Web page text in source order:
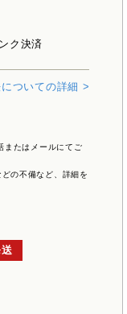
ク決済
ついての詳細 >
またはメールにてご
の不備など、詳細を